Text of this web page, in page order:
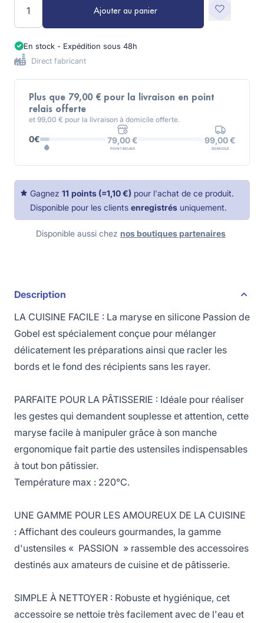
Ajouter au panier
En stock - Expédition sous 48h
Direct fabricant
Plus que 79,00 € pour la livraison en point
relais offerte
et 99,00 € pour la livraison à domicile offerte.
0€ 79,00 €
POINT RELAIS
99,00 €
DOMICILE
Gagnez 11 points (=1,10 €) pour l'achat de ce produit.
Disponible pour les clients enregistrés uniquement.
Disponible aussi chez nos boutiques partenaires
Description
LA CUISINE FACILE : La maryse en silicone Passion de
Gobel est spécialement conçue pour mélanger
délicatement les préparations ainsi que racler les
bords et le fond des récipients sans les rayer.
PARFAITE POUR LA PÂTISSERIE : Idéale pour réaliser
les gestes qui demandent souplesse et attention, cette
maryse facile à manipuler grâce à son manche
ergonomique fait partie des ustensiles indispensables
à tout bon pâtissier.
Température max : 220°C.
UNE GAMME POUR LES AMOUREUX DE LA CUISINE
: Affichant des couleurs gourmandes, la gamme
d'ustensiles « PASSION » rassemble des accessoires
destinés aux amateurs de cuisine et de pâtisserie.
SIMPLE À NETTOYER : Robuste et hygiénique, cet
accessoire se nettoie très facilement avec de l'eau et